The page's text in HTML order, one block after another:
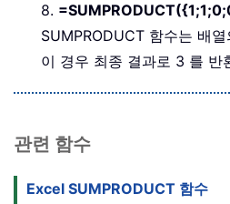
8.
SUMPRODUCT 함수는 배
이 경우 최종 결과로 3 를 반
관련 함수
Excel SUMPRODUCT 함수